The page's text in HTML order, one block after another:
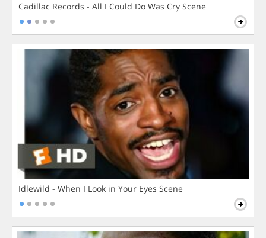
Cadillac Records - All I Could Do Was Cry Scene
Idlewild - When I Look in Your Eyes Scene